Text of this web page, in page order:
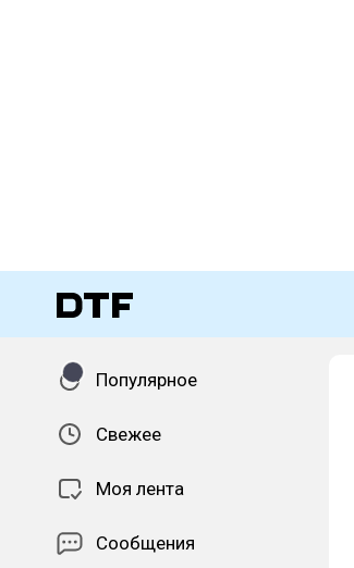
Популярное
Свежее
Моя лента
Сообщения